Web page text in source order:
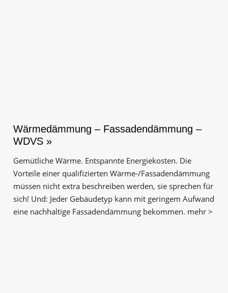
Wärmedämmung – Fassadendämmung –
WDVS »
Gemütliche Wärme. Entspannte Energiekosten. Die
Vorteile einer qualifizierten Wärme-/Fassadendämmung
müssen nicht extra beschreiben werden, sie sprechen für
sich! Und: Jeder Gebäudetyp kann mit geringem Aufwand
eine nachhaltige Fassadendämmung bekommen. mehr >